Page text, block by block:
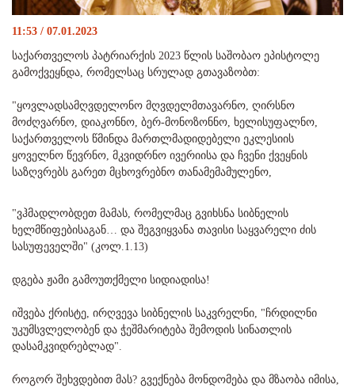
11:53 / 07.01.2023
საქართველოს პატრიარქის 2023 წლის საშობაო ეპისტოლე
გამოქვეყნდა, რომელსაც სრულად გთავაზობთ:
"ყოვლადსამღვდელონო მღვდელმთავარნო, ღირსნო
მოძღვარნო, დიაკონნო, ბერ-მონოზონნო, ხელისუფალნო,
საქართველოს წმინდა მართლმადიდებელი ეკლესიის
ყოველნო წევრნო, მკვიდრნო ივერიისა და ჩვენი ქვეყნის
საზღვრებს გარეთ მცხოვრებნო თანამემამულენო,
"ვჰმადლობდეთ მამას, რომელმაც გვიხსნა სიბნელის
ხელმწიფებისაგან… და შეგვიყვანა თავისი საყვარელი ძის
სასუფეველში" (კოლ.1.13)
დგება ჟამი გამოუთქმელი სიდიადისა!
იშვება ქრისტე, ირღვევა სიბნელის საკვრელნი, "ჩრდილნი
უკუმსვლელობენ და ჭეშმარიტება შემოდის სინათლის
დასამკვიდრებლად".
როგორ შეხვდებით მას? გვექნება მონდომება და მზაობა იმისა,